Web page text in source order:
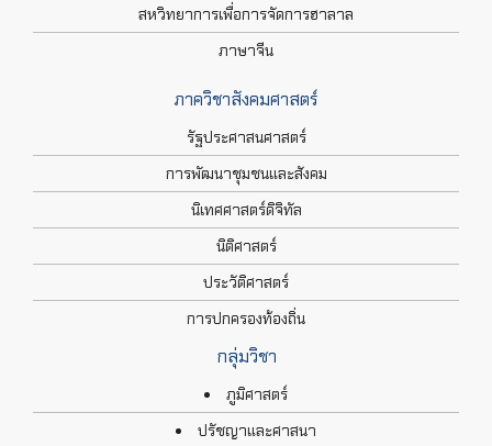
สหวิทยาการเพื่อการจัดการฮาลาล
ภาษาจีน
ภาควิชาสังคมศาสตร์
รัฐประศาสนศาสตร์
การพัฒนาชุมชนและสังคม
นิเทศศาสตร์ดิจิทัล
นิติศาสตร์
ประวัติศาสตร์
การปกครองท้องถิ่น
กลุ่มวิชา
ภูมิศาสตร์
ปรัชญาและศาสนา